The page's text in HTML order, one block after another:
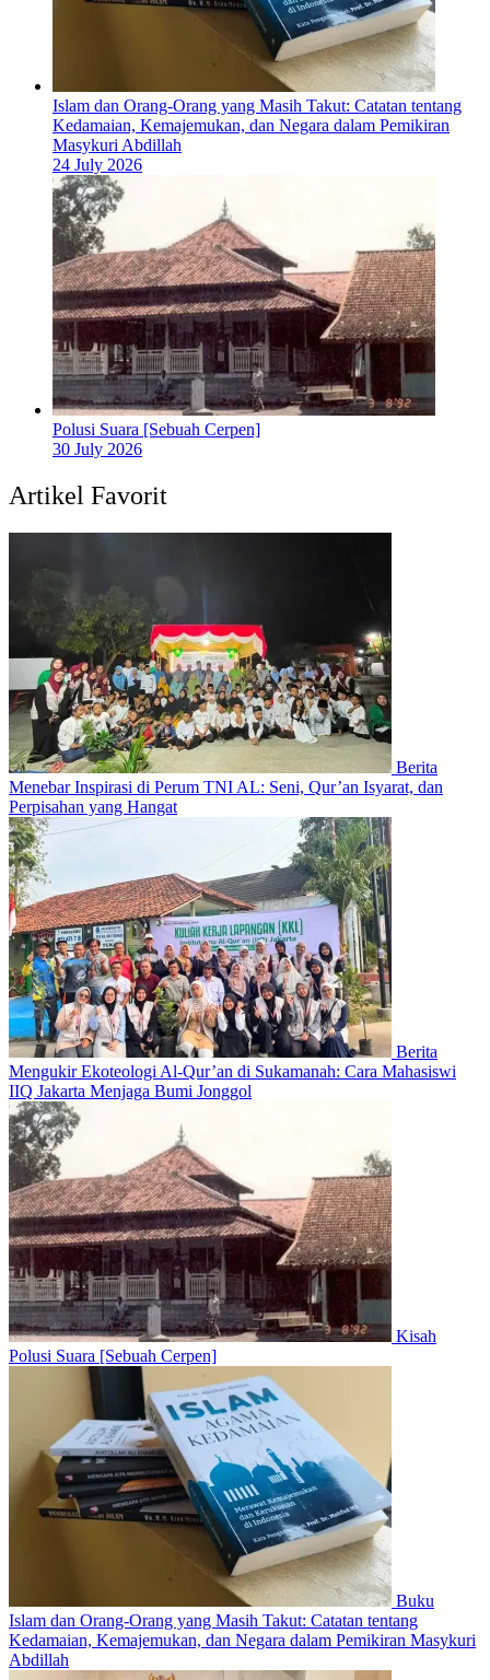
Islam dan Orang-Orang yang Masih Takut: Catatan tentang
Kedamaian, Kemajemukan, dan Negara dalam Pemikiran
Masykuri Abdillah
24 July 2026
Polusi Suara [Sebuah Cerpen]
30 July 2026
Artikel Favorit
Berita
Menebar Inspirasi di Perum TNI AL: Seni, Qur’an Isyarat, dan
Perpisahan yang Hangat
Berita
Mengukir Ekoteologi Al-Qur’an di Sukamanah: Cara Mahasiswi
IIQ Jakarta Menjaga Bumi Jonggol
Kisah
Polusi Suara [Sebuah Cerpen]
Buku
Islam dan Orang-Orang yang Masih Takut: Catatan tentang
Kedamaian, Kemajemukan, dan Negara dalam Pemikiran Masykuri
Abdillah